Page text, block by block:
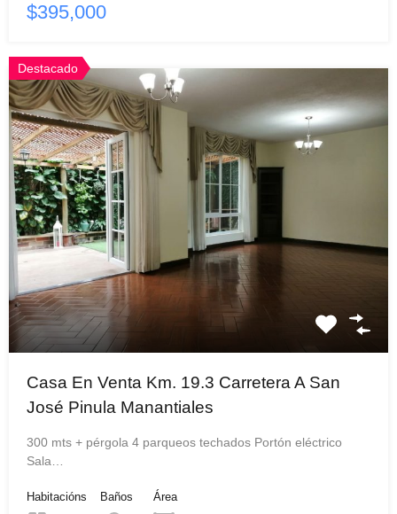
$395,000
Destacado
Casa En Venta Km. 19.3 Carretera A San
José Pinula Manantiales
300 mts + pérgola 4 parqueos techados Portón eléctrico
Sala…
Habitacións
Baños
Área